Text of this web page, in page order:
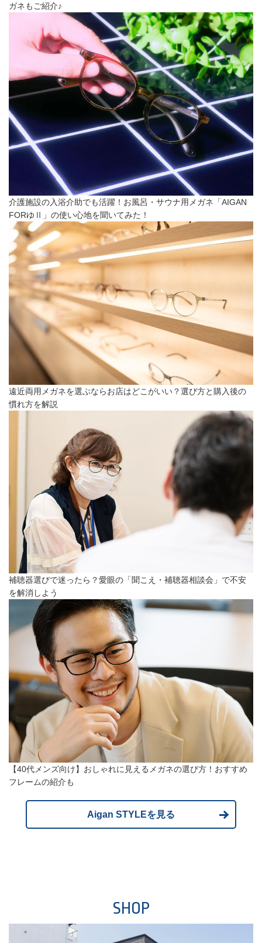
ガネもご紹介♪
介護施設の入浴介助でも活躍！お風呂・サウナ用メガネ「AIGAN
FORゆⅡ」の使い心地を聞いてみた！
遠近両用メガネを選ぶならお店はどこがいい？選び方と購入後の
慣れ方を解説
補聴器選びで迷ったら？愛眼の「聞こえ・補聴器相談会」で不安
を解消しよう
【40代メンズ向け】おしゃれに見えるメガネの選び方！おすすめ
フレームの紹介も
Aigan STYLEを見る
SHOP